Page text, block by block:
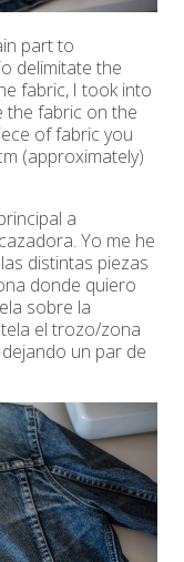
part to
delimitate the
fabric, I took into
the fabric on the
of fabric you
(approximately)
a
Yo me he
distintas piezas
donde quiero
sobre la
el trozo/zona
un par de